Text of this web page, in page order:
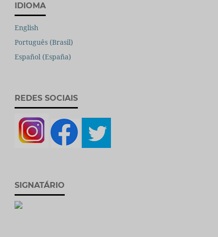
IDIOMA
English
Português (Brasil)
Español (España)
REDES SOCIAIS
SIGNATÁRIO